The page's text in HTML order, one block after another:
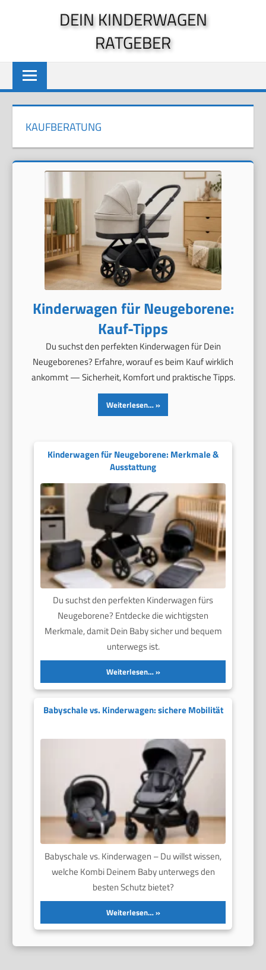
DEIN KINDERWAGEN
RATGEBER
KAUFBERATUNG
Kinderwagen für Neugeborene:
Kauf-Tipps
Du suchst den perfekten Kinderwagen für Dein
Neugeborenes? Erfahre, worauf es beim Kauf wirklich
ankommt — Sicherheit, Komfort und praktische Tipps.
Weiterlesen…
Kinderwagen für Neugeborene: Merkmale &
Ausstattung
Du suchst den perfekten Kinderwagen fürs
Neugeborene? Entdecke die wichtigsten
Merkmale, damit Dein Baby sicher und bequem
unterwegs ist.
Weiterlesen…
Babyschale vs. Kinderwagen: sichere Mobilität
Babyschale vs. Kinderwagen – Du willst wissen,
welche Kombi Deinem Baby unterwegs den
besten Schutz bietet?
Weiterlesen…